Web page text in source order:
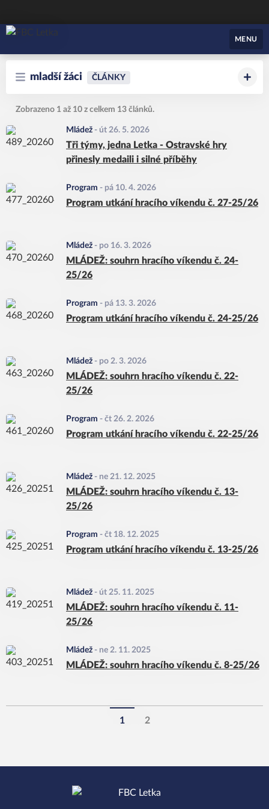
FBC Letka
MENU
mladší žáci ČLÁNKY
Zobrazeno 1 až 10 z celkem 13 článků.
Mládež - út 26. 5. 2026
Tři týmy, jedna Letka - Ostravské hry
přinesly medaili i silné příběhy
Program - pá 10. 4. 2026
Program utkání hracího víkendu č. 27-25/26
Mládež - po 16. 3. 2026
MLÁDEŽ: souhrn hracího víkendu č. 24-
25/26
Program - pá 13. 3. 2026
Program utkání hracího víkendu č. 24-25/26
Mládež - po 2. 3. 2026
MLÁDEŽ: souhrn hracího víkendu č. 22-
25/26
Program - čt 26. 2. 2026
Program utkání hracího víkendu č. 22-25/26
Mládež - ne 21. 12. 2025
MLÁDEŽ: souhrn hracího víkendu č. 13-
25/26
Program - čt 18. 12. 2025
Program utkání hracího víkendu č. 13-25/26
Mládež - út 25. 11. 2025
MLÁDEŽ: souhrn hracího víkendu č. 11-
25/26
Mládež - ne 2. 11. 2025
MLÁDEŽ: souhrn hracího víkendu č. 8-25/26
1 2